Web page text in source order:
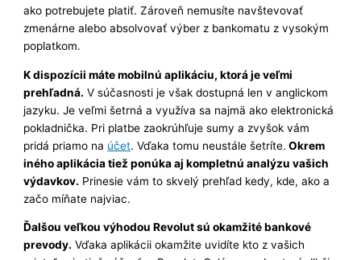
ako potrebujete platiť. Zároveň nemusíte navštevovať
zmenárne alebo absolvovať výber z bankomatu z vysokým
poplatkom.
K dispozícii máte mobilnú aplikáciu, ktorá je veľmi
prehľadná. V súčasnosti je však dostupná len v anglickom
jazyku. Je veľmi šetrná a využíva sa najmä ako elektronická
pokladnička. Pri platbe zaokrúhľuje sumy a zvyšok vám
pridá priamo na účet. Vďaka tomu neustále šetríte. Okrem
iného aplikácia tiež ponúka aj kompletnú analýzu vašich
výdavkov. Prinesie vám to skvelý prehľad kedy, kde, ako a
začo míňate najviac.
Ďalšou veľkou výhodou Revolut sú okamžité bankové
prevody. Vďaka aplikácii okamžite uvidíte kto z vašich